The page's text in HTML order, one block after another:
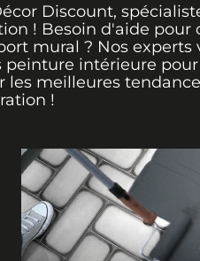
Discount,
! Besoin d'aide pour
mural ? Nos experts
peinture intérieure
les meilleures
!